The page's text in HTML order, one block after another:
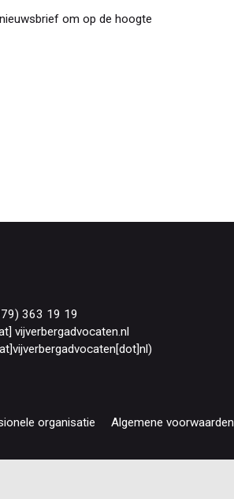
griffier om op de hoogte
363 19 19
vijverbergadvocaten.nl
organisatie Algemene voorwaarden